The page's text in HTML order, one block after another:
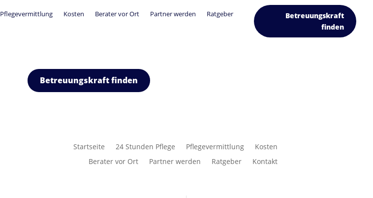
Pflegevermittlung Kosten Berater vor Ort Partner werden
Ratgeber
Betreuungskraft
finden
Betreuungskraft finden
Startseite 24 Stunden Pflege Pflegevermittlung
Kosten
Berater vor Ort
Partner werden Ratgeber Kontakt